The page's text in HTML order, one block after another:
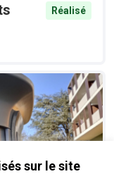
sur le site
Réalisé